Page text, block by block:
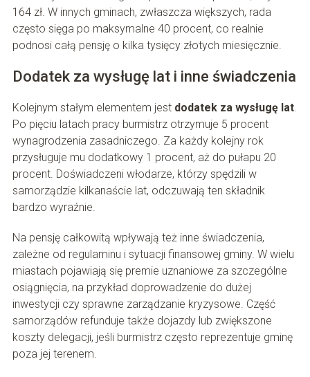
164 zł. W innych gminach, zwłaszcza większych, rada
często sięga po maksymalne 40 procent, co realnie
podnosi całą pensję o kilka tysięcy złotych miesięcznie.
Dodatek za wysługę lat i inne świadczenia
Kolejnym stałym elementem jest dodatek za wysługę lat.
Po pięciu latach pracy burmistrz otrzymuje 5 procent
wynagrodzenia zasadniczego. Za każdy kolejny rok
przysługuje mu dodatkowy 1 procent, aż do pułapu 20
procent. Doświadczeni włodarze, którzy spędzili w
samorządzie kilkanaście lat, odczuwają ten składnik
bardzo wyraźnie.
Na pensję całkowitą wpływają też inne świadczenia,
zależne od regulaminu i sytuacji finansowej gminy. W wielu
miastach pojawiają się premie uznaniowe za szczególne
osiągnięcia, na przykład doprowadzenie do dużej
inwestycji czy sprawne zarządzanie kryzysowe. Część
samorządów refunduje także dojazdy lub zwiększone
koszty delegacji, jeśli burmistrz często reprezentuje gminę
poza jej terenem.